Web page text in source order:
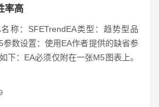
率高
称：SFETrendEA类型：趋势型品
数设置：使用EA作者提供的缺省参
下：EA必须仅附在一张M5图表上。